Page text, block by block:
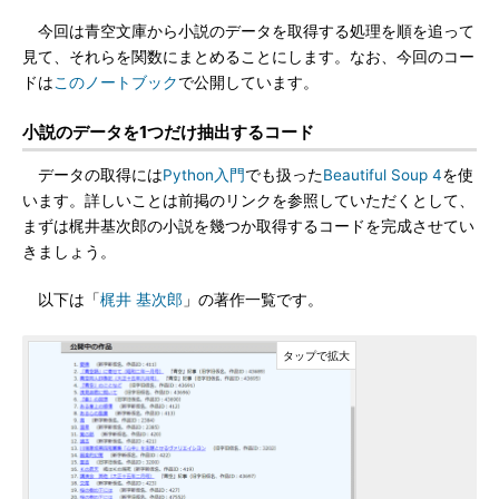
今回は青空文庫から小説のデータを取得する処理を順を追って
見て、それらを関数にまとめることにします。なお、今回のコー
ドはこのノートブックで公開しています。
小説のデータを1つだけ抽出するコード
データの取得にはPython入門でも扱ったBeautiful Soup 4を使
います。詳しいことは前掲のリンクを参照していただくとして、
まずは梶井基次郎の小説を幾つか取得するコードを完成させてい
きましょう。
以下は「梶井 基次郎 」の著作一覧です。